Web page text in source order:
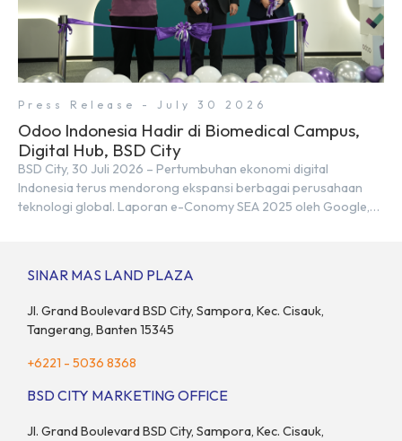
Press Release - July 30 2026
Odoo Indonesia Hadir di Biomedical Campus,
Digital Hub, BSD City
BSD City, 30 Juli 2026 – Pertumbuhan ekonomi digital
Indonesia terus mendorong ekspansi berbagai perusahaan
teknologi global. Laporan e-Conomy SEA 2025 oleh Google,
sebesar 14% dibandingkan dengan tahun sebelumnya. Kondisi
SINAR MAS LAND PLAZA
Jl. Grand Boulevard BSD City, Sampora, Kec. Cisauk,
Tangerang, Banten 15345
+6221 - 5036 8368
BSD CITY MARKETING OFFICE
Jl. Grand Boulevard BSD City, Sampora, Kec. Cisauk,